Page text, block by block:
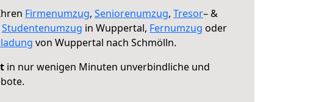
Firmenumzug, Seniorenumzug, Tresor– &
Studentenumzug in Wuppertal, Fernumzug oder
von Wuppertal nach Schmölln.
in nur wenigen Minuten unverbindliche und